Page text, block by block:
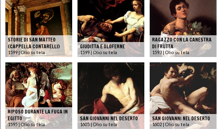
STORIE DI SAN MATTEO
(CAPPELLA CONTARELLI)
1599 | Olio su tela
GIUDITTA E OLOFERNE
1599 | Olio su tela
RAGAZZO CON LA CANESTRA
DI FRUTTA
1593 | Olio su tela
RIPOSO DURANTE LA FUGA IN
EGITTO
1595 | Olio su tela
SAN GIOVANNI NEL DESERTO
1605 | Olio su tela
SAN GIOVANNI NEL DESERTO
1602 | Olio su tela